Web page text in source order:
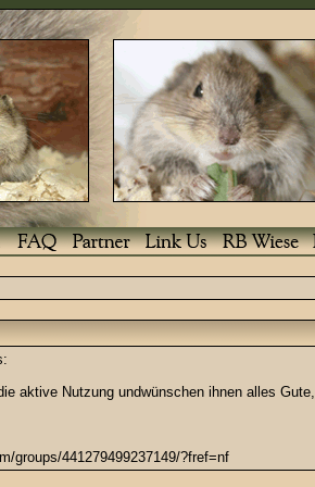
aktive Nutzung undwünschen ihnen alles Gute,
groups/441279499237149/?fref=nf